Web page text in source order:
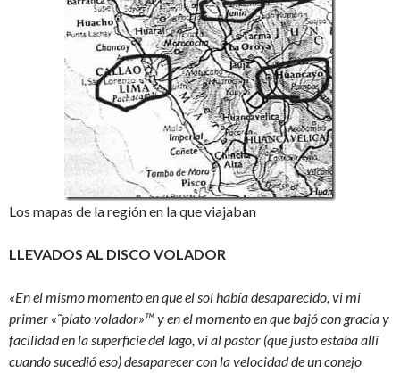
Los mapas de la región en la que viajaban
LLEVADOS AL DISCO VOLADOR
«En el mismo momento en que el sol había desaparecido, vi mi
primer «˜plato volador»™ y en el momento en que bajó con gracia y
facilidad en la superficie del lago, vi al pastor (que justo estaba allí
cuando sucedió eso) desaparecer con la velocidad de un conejo